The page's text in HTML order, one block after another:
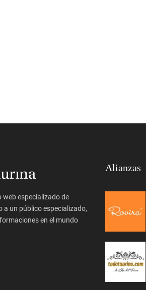
especializado de
un público especializado,
en el mundo
Alianzas